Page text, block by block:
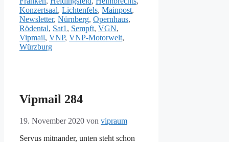
Konzertsaal, Lichtenfels, Mainpost,
Newsletter, Nürnberg, Opernhaus,
Rödental, Sat1 , Sempft, VGN,
Vipmail, VNP, VNP-Motorwelt,
Würzburg
Vipmail 284
19. November 2020 von vipraum
Servus mitnander, unten steht schon